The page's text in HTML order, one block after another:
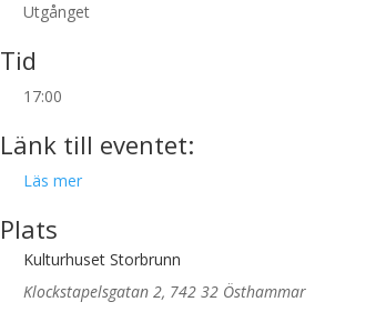
Utgånget
Tid
17:00
Länk till eventet:
Läs mer
Plats
Kulturhuset Storbrunn
Klockstapelsgatan 2, 742 32 Östhammar